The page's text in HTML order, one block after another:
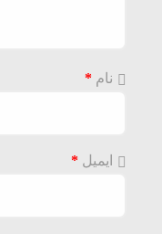
نام *
ایمیل *